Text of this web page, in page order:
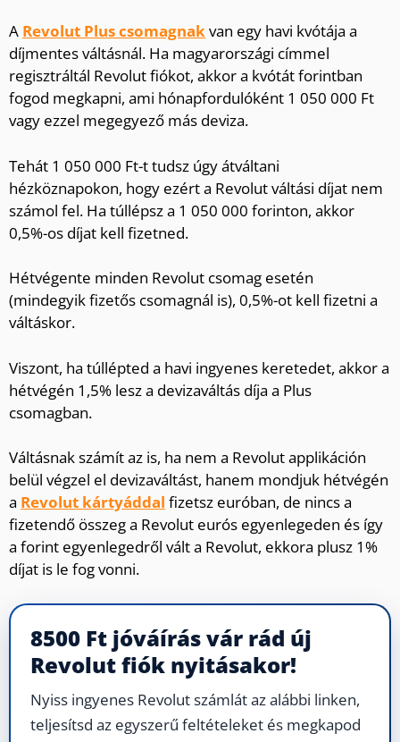
A Revolut Plus csomagnakvan egy havi kvótája a
díjmentes váltásnál. Ha magyarországi címmel
regisztráltál Revolut fiókot, akkor a kvótát forintban
fogod megkapni, ami hónapfordulóként 1 050 000 Ft
vagy ezzel megegyező más deviza.
Tehát 1 050 000 Ft-t tudsz úgy átváltani
hézköznapokon, hogy ezért a Revolut váltási díjat nem
számol fel. Ha túllépsz a 1 050 000 forinton, akkor
0,5%-os díjat kell fizetned.
Hétvégente minden Revolut csomag esetén
(mindegyik fizetős csomagnál is), 0,5%-ot kell fizetni a
váltáskor.
Viszont, ha túllépted a havi ingyenes keretedet, akkor a
hétvégén 1,5% lesz a devizaváltás díja a Plus
csomagban.
Váltásnak számít az is, ha nem a Revolut applikáción
belül végzel el devizaváltást, hanem mondjuk hétvégén
a Revolut kártyáddal fizetsz euróban, de nincs a
fizetendő összeg a Revolut eurós egyenlegeden és így
a forint egyenlegedről vált a Revolut, ekkora plusz 1%
díjat is le fog vonni.
8500 Ft jóváírás vár rád új
Revolut fiók nyitásakor!
Nyiss ingyenes Revolut számlát az alábbi linken,
teljesítsd az egyszerű feltételeket és megkapod